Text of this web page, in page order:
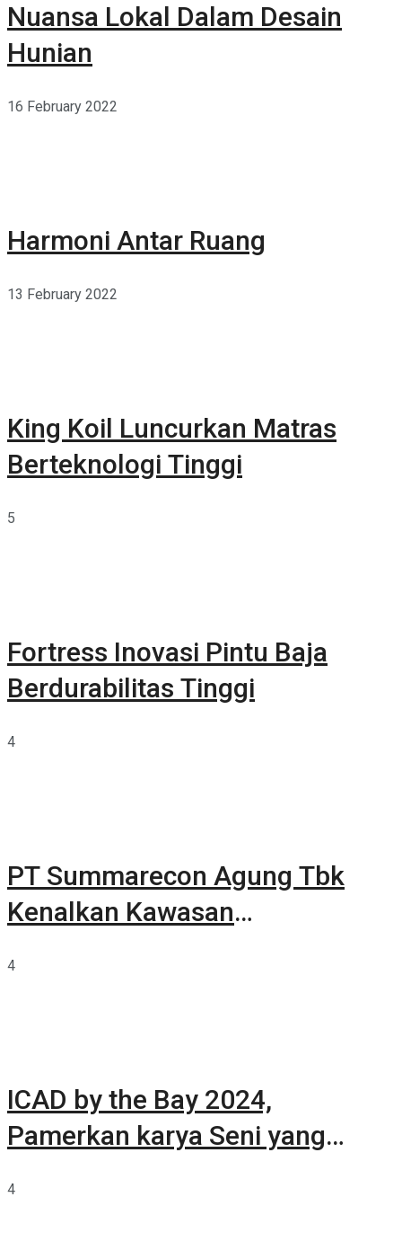
Nuansa Lokal Dalam Desain
Hunian
16 February 2022
Harmoni Antar Ruang
13 February 2022
King Koil Luncurkan Matras
Berteknologi Tinggi
5
Fortress Inovasi Pintu Baja
Berdurabilitas Tinggi
4
PT Summarecon Agung Tbk
Kenalkan Kawasan
4
ICAD by the Bay 2024,
Pamerkan karya Seni yang
4